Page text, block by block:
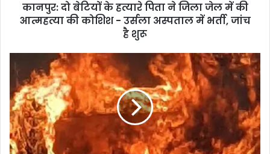
कानपुर: दो बेटियों के हत्यारे पिता ने जिला जेल में की
आत्महत्या की कोशिश - उर्सला अस्पताल में भर्ती, जांच
है शुरू